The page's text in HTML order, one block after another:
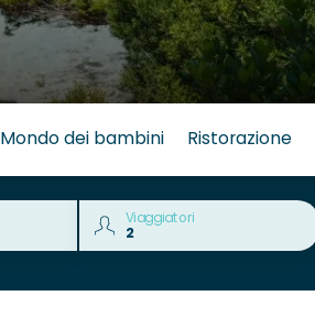
Mondo dei bambini Ristorazione
Viaggiatori